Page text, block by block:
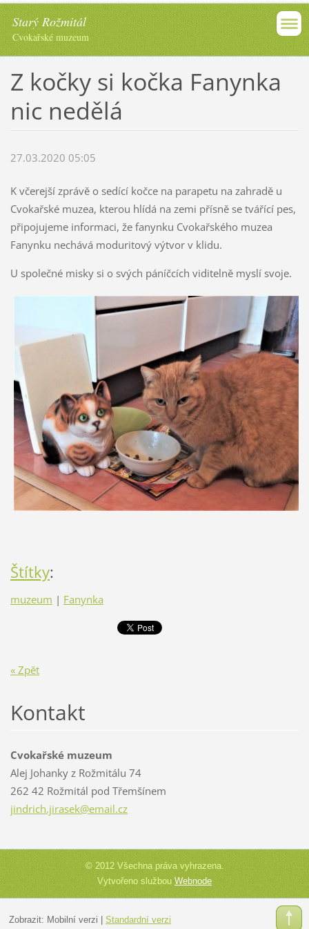
Starý Rožmitál
Cvokařské muzeum
Z kočky si kočka Fanynka
nic nedělá
27.03.2020 05:05
K včerejší zprávě o sedící kočce na parapetu na zahradě u
Cvokařské muzea, kterou hlídá na zemi přísně se tvářící pes,
připojujeme informaci, že fanynku Cvokařského muzea
Fanynku nechává moduritový výtvor v klidu.
U společné misky si o svých páníčcích viditelně myslí svoje.
Štítky:
muzeum | Fanynka
« Zpět
Kontakt
Cvokařské muzeum
Alej Johanky z Rožmitálu 74
262 42 Rožmitál pod Třemšínem
jindrich.jirasek@email.cz
© 2012 Všechna práva vyhrazena.
Vytvořeno službouWebnode
Zobrazit: Mobilní verzi Standardní verzi